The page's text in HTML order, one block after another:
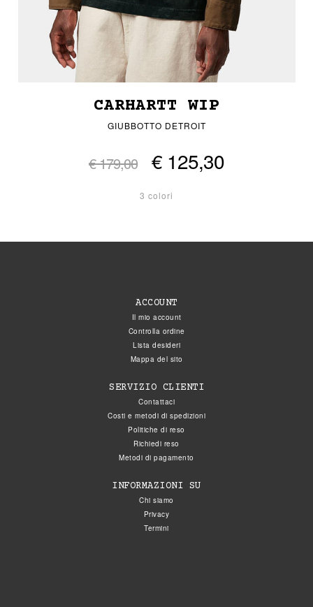
CARHARTT WIP
GIUBBOTTO DETROIT
€ 179,00 € 125,30
3 colori
ACCOUNT
Il mio account
Controlla ordine
Lista desideri
Mappa del sito
SERVIZIO CLIENTI
Contattaci
Costi e metodi di spedizioni
Politiche di reso
Richiedi reso
Metodi di pagamento
INFORMAZIONI SU
Chi siamo
Privacy
Termini